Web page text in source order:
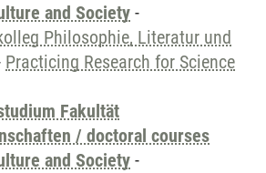
and Society -
Philosophie, Literatur und
Practicing Research for Science
Fakultät
/ doctoral courses
and Society -